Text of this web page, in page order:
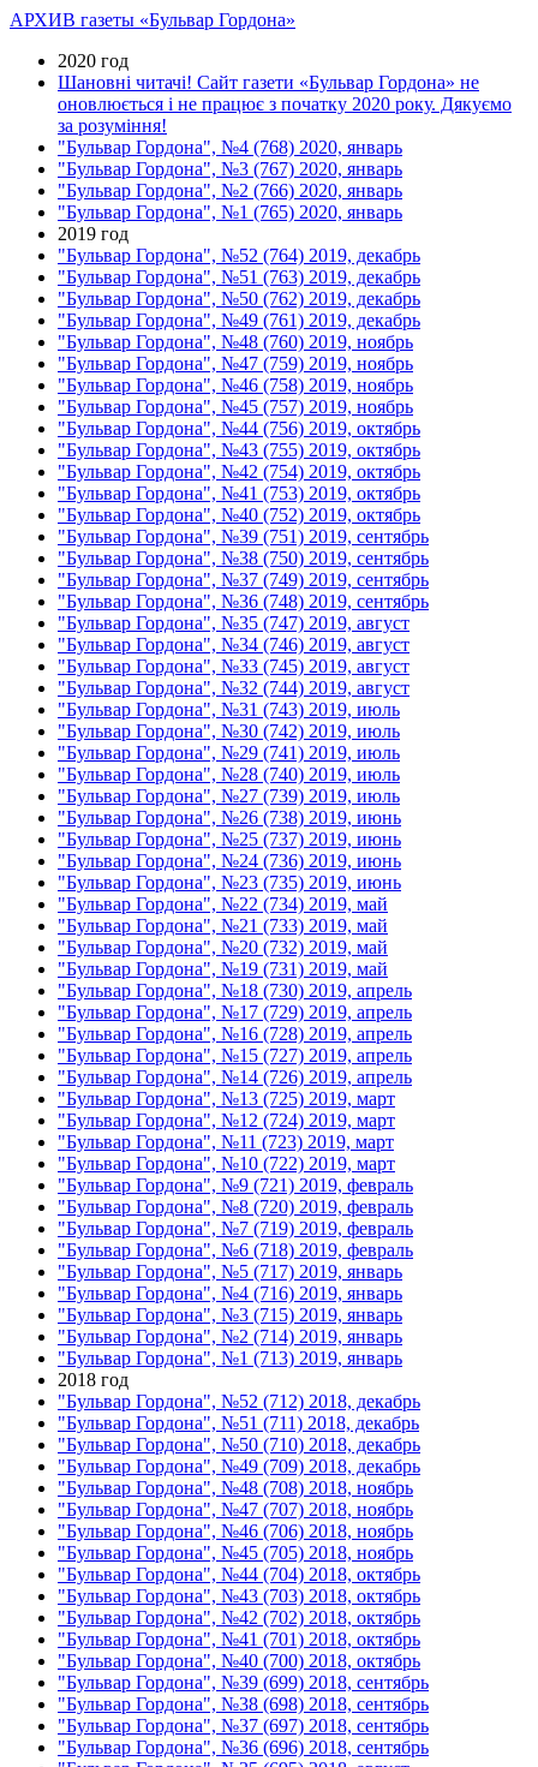
АРХИВ газеты «Бульвар Гордона»
2020 год
Шановні читачі! Сайт газети «Бульвар Гордона» не
оновлюється і не працює з початку 2020 року. Дякуємо
за розуміння!
"Бульвар Гордона", №4 (768) 2020, январь
"Бульвар Гордона", №3 (767) 2020, январь
"Бульвар Гордона", №2 (766) 2020, январь
"Бульвар Гордона", №1 (765) 2020, январь
2019 год
"Бульвар Гордона", №52 (764) 2019, декабрь
"Бульвар Гордона", №51 (763) 2019, декабрь
"Бульвар Гордона", №50 (762) 2019, декабрь
"Бульвар Гордона", №49 (761) 2019, декабрь
"Бульвар Гордона", №48 (760) 2019, ноябрь
"Бульвар Гордона", №47 (759) 2019, ноябрь
"Бульвар Гордона", №46 (758) 2019, ноябрь
"Бульвар Гордона", №45 (757) 2019, ноябрь
"Бульвар Гордона", №44 (756) 2019, октябрь
"Бульвар Гордона", №43 (755) 2019, октябрь
"Бульвар Гордона", №42 (754) 2019, октябрь
"Бульвар Гордона", №41 (753) 2019, октябрь
"Бульвар Гордона", №40 (752) 2019, октябрь
"Бульвар Гордона", №39 (751) 2019, сентябрь
"Бульвар Гордона", №38 (750) 2019, сентябрь
"Бульвар Гордона", №37 (749) 2019, сентябрь
"Бульвар Гордона", №36 (748) 2019, сентябрь
"Бульвар Гордона", №35 (747) 2019, август
"Бульвар Гордона", №34 (746) 2019, август
"Бульвар Гордона", №33 (745) 2019, август
"Бульвар Гордона", №32 (744) 2019, август
"Бульвар Гордона", №31 (743) 2019, июль
"Бульвар Гордона", №30 (742) 2019, июль
"Бульвар Гордона", №29 (741) 2019, июль
"Бульвар Гордона", №28 (740) 2019, июль
"Бульвар Гордона", №27 (739) 2019, июль
"Бульвар Гордона", №26 (738) 2019, июнь
"Бульвар Гордона", №25 (737) 2019, июнь
"Бульвар Гордона", №24 (736) 2019, июнь
"Бульвар Гордона", №23 (735) 2019, июнь
"Бульвар Гордона", №22 (734) 2019, май
"Бульвар Гордона", №21 (733) 2019, май
"Бульвар Гордона", №20 (732) 2019, май
"Бульвар Гордона", №19 (731) 2019, май
"Бульвар Гордона", №18 (730) 2019, апрель
"Бульвар Гордона", №17 (729) 2019, апрель
"Бульвар Гордона", №16 (728) 2019, апрель
"Бульвар Гордона", №15 (727) 2019, апрель
"Бульвар Гордона", №14 (726) 2019, апрель
"Бульвар Гордона", №13 (725) 2019, март
"Бульвар Гордона", №12 (724) 2019, март
"Бульвар Гордона", №11 (723) 2019, март
"Бульвар Гордона", №10 (722) 2019, март
"Бульвар Гордона", №9 (721) 2019, февраль
"Бульвар Гордона", №8 (720) 2019, февраль
"Бульвар Гордона", №7 (719) 2019, февраль
"Бульвар Гордона", №6 (718) 2019, февраль
"Бульвар Гордона", №5 (717) 2019, январь
"Бульвар Гордона", №4 (716) 2019, январь
"Бульвар Гордона", №3 (715) 2019, январь
"Бульвар Гордона", №2 (714) 2019, январь
"Бульвар Гордона", №1 (713) 2019, январь
2018 год
"Бульвар Гордона", №52 (712) 2018, декабрь
"Бульвар Гордона", №51 (711) 2018, декабрь
"Бульвар Гордона", №50 (710) 2018, декабрь
"Бульвар Гордона", №49 (709) 2018, декабрь
"Бульвар Гордона", №48 (708) 2018, ноябрь
"Бульвар Гордона", №47 (707) 2018, ноябрь
"Бульвар Гордона", №46 (706) 2018, ноябрь
"Бульвар Гордона", №45 (705) 2018, ноябрь
"Бульвар Гордона", №44 (704) 2018, октябрь
"Бульвар Гордона", №43 (703) 2018, октябрь
"Бульвар Гордона", №42 (702) 2018, октябрь
"Бульвар Гордона", №41 (701) 2018, октябрь
"Бульвар Гордона", №40 (700) 2018, октябрь
"Бульвар Гордона", №39 (699) 2018, сентябрь
"Бульвар Гордона", №38 (698) 2018, сентябрь
"Бульвар Гордона", №37 (697) 2018, сентябрь
"Бульвар Гордона", №36 (696) 2018, сентябрь